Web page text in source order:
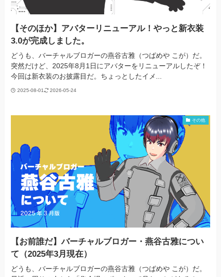
【そのほか】アバターリニューアル！やっと新衣装
3.0が完成しました。
どうも、バーチャルブロガーの燕谷古雅（つばめや こが）だ。
突然だけど、2025年8月1日にアバターをリニューアルしたぞ！
今回は新衣装のお披露目だ。ちょっとしたイメ...
2025-08-01 2026-05-24
その他
【お前誰だ】バーチャルブロガー・燕谷古雅につい
て（2025年3月現在）
どうも、バーチャルブロガーの燕谷古雅（つばめや こが）だ。